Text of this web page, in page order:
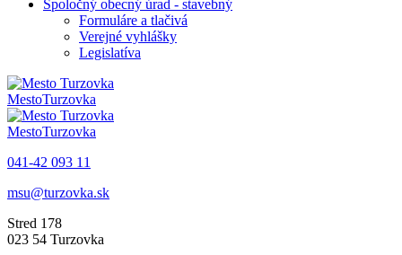
Spoločný obecný úrad - stavebný
Formuláre a tlačivá
Verejné vyhlášky
Legislatíva
MestoTurzovka
MestoTurzovka
041-42 093 11
msu@turzovka.sk
Stred 178
023 54 Turzovka